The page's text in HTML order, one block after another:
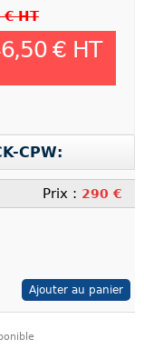
€ HT
€ HT
CPW:
Prix : 290 €